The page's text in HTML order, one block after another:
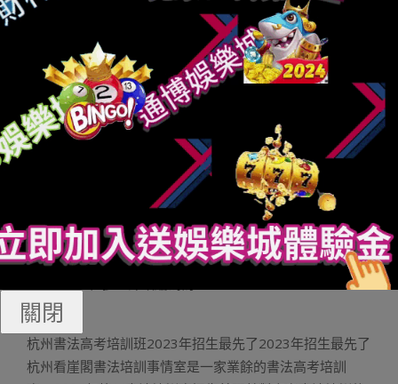
局官網得知：北京石佛營東里128號院是一處平凡商品房小
區，該小區由北京市住房以及城鄉設置裝備擺設委員會體
例明確列入個中。
昌平區房管局，現已經經改成北京市昌平區住房以及
城鄉設置裝備擺設委員會，其地址為北京市昌平區太安胡
同5號。
查問購房網簽并不難，當地的房管局網站上，一般會
有一個條約立案查問，只要輸出條約立百家樂技巧教學
掛號號以及買受物證件號碼就能查問條約立案環境了。
北京市西城區屋宇治理局綜合聯系德律風、做事服務
德律風號碼是010-66150798；信息地下德律風號碼是
010-66160021。該屋宇治理局的詳細地址位于北京市西
廣而告之
杭州書法高考培訓班2023年招生最先了2023年招生最先了
杭州看崖閣書法培訓事情室是一家業餘的書法高考培訓
關閉